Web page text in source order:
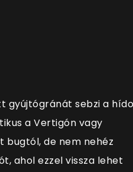
gyújtógránát sebzi a
a Vertigón vagy
de nem nehéz
ahol ezzel vissza lehet